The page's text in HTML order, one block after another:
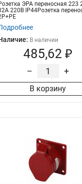
ЭРА переносная 223
220В IP44Розетка
В наличии
485,62 ₽
– +
В корзину